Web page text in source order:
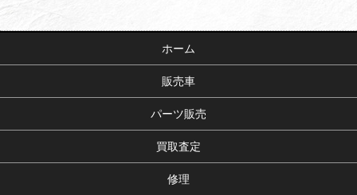
ホーム
販売車
パーツ販売
買取査定
修理